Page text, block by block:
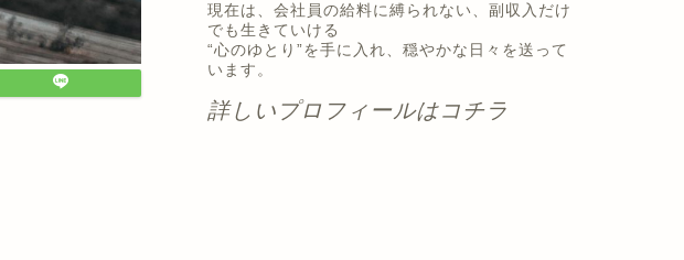
現在は、会社員の給料に縛られない、副収入だけ
でも生きていける
“心のゆとり”を手に入れ、穏やかな日々を送って
います。
詳しいプロフィールはコチラ